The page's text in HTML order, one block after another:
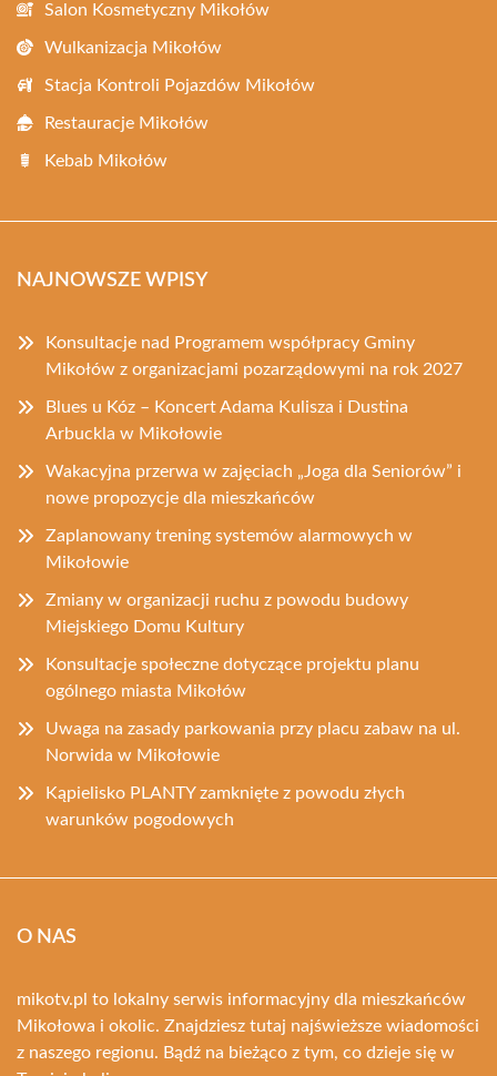
Salon Kosmetyczny Mikołów
Wulkanizacja Mikołów
Stacja Kontroli Pojazdów Mikołów
Restauracje Mikołów
Kebab Mikołów
NAJNOWSZE WPISY
Konsultacje nad Programem współpracy Gminy
Mikołów z organizacjami pozarządowymi na rok 2027
Blues u Kóz – Koncert Adama Kulisza i Dustina
Arbuckla w Mikołowie
Wakacyjna przerwa w zajęciach „Joga dla Seniorów” i
nowe propozycje dla mieszkańców
Zaplanowany trening systemów alarmowych w
Mikołowie
Zmiany w organizacji ruchu z powodu budowy
Miejskiego Domu Kultury
Konsultacje społeczne dotyczące projektu planu
ogólnego miasta Mikołów
Uwaga na zasady parkowania przy placu zabaw na ul.
Norwida w Mikołowie
Kąpielisko PLANTY zamknięte z powodu złych
warunków pogodowych
O NAS
mikotv.pl to lokalny serwis informacyjny dla mieszkańców
Mikołowa i okolic. Znajdziesz tutaj najświeższe wiadomości
z naszego regionu. Bądź na bieżąco z tym, co dzieje się w